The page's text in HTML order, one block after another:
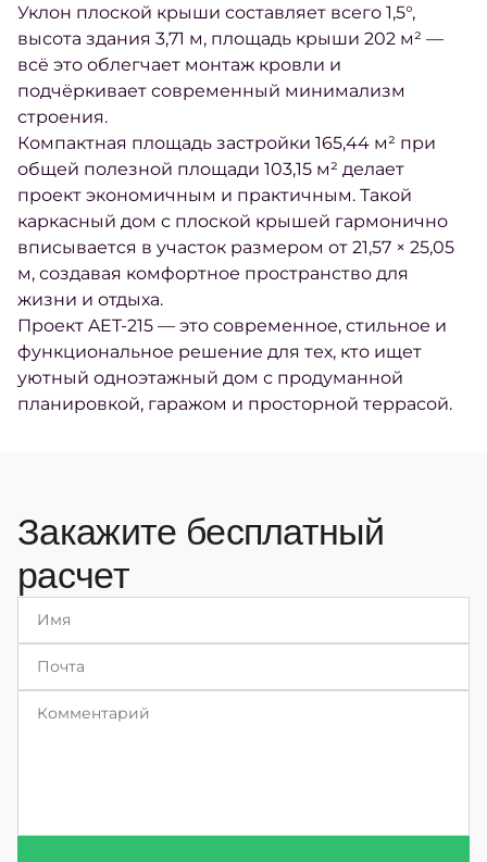
Уклон плоской крыши составляет всего 1,5°,
высота здания 3,71 м, площадь крыши 202 м² —
всё это облегчает монтаж кровли и
подчёркивает современный минимализм
строения.
Компактная площадь застройки 165,44 м² при
общей полезной площади 103,15 м² делает
проект экономичным и практичным. Такой
каркасный дом с плоской крышей гармонично
вписывается в участок размером от 21,57 × 25,05
м, создавая комфортное пространство для
жизни и отдыха.
Проект AET-215 — это современное, стильное и
функциональное решение для тех, кто ищет
уютный одноэтажный дом с продуманной
планировкой, гаражом и просторной террасой.
Закажите бесплатный
расчет